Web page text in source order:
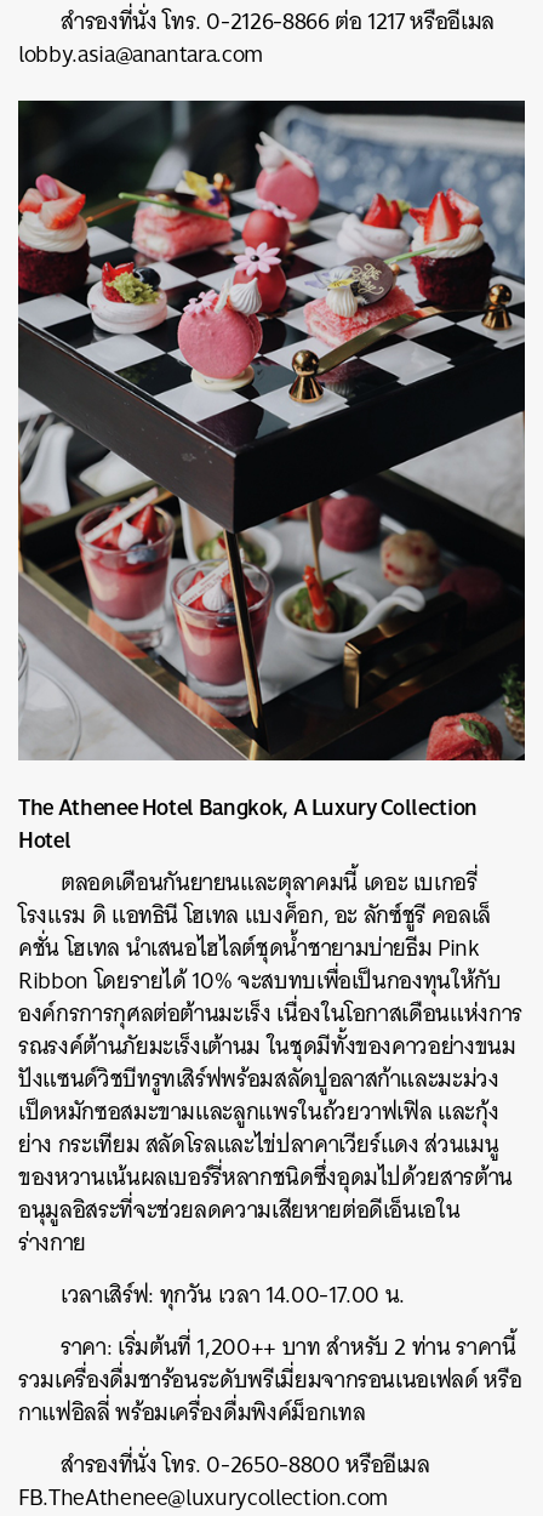
สำรองที่นั่ง โทร. 0-2126-8866 ต่อ 1217 หรืออีเมล
lobby.asia@anantara.com
The Athenee Hotel Bangkok, A Luxury Collection
Hotel
ตลอดเดือนกันยายนและตุลาคมนี้ เดอะ เบเกอรี่
โรงแรม ดิ แอทธินี โฮเทล แบงค็อก, อะ ลักซ์ชูรี คอลเล็
คชั่น โฮเทล นำเสนอไฮไลต์ชุดน้ำชายามบ่ายธีม Pink
Ribbon โดยรายได้ 10% จะสบทบเพื่อเป็นกองทุนให้กับ
องค์กรการกุศลต่อต้านมะเร็ง เนื่องในโอกาสเดือนแห่งการ
รณรงค์ต้านภัยมะเร็งเต้านม ในชุดมีทั้งของคาวอย่างขนม
ปังแซนด์วิชบีทรูทเสิร์ฟพร้อมสลัดปูอลาสก้าและมะม่วง
เป็ดหมักซอสมะขามและลูกแพรในถ้วยวาฟเฟิล และกุ้ง
ย่าง กระเทียม สลัดโรลและไข่ปลาคาเวียร์แดง ส่วนเมนู
ของหวานเน้นผลเบอร์รี่หลากชนิดซึ่งอุดมไปด้วยสารต้าน
อนุมูลอิสระที่จะช่วยลดความเสียหายต่อดีเอ็นเอใน
ร่างกาย
เวลาเสิร์ฟ: ทุกวัน เวลา 14.00-17.00 น.
ราคา: เริ่มต้นที่ 1,200++ บาท สำหรับ 2 ท่าน ราคานี้
รวมเครื่องดื่มชาร้อนระดับพรีเมี่ยมจากรอนเนอเฟลด์ หรือ
กาแฟอิลลี่ พร้อมเครื่องดื่มพิงค์ม็อกเทล
สำรองที่นั่ง โทร. 0-2650-8800 หรืออีเมล
FB.TheAthenee@luxurycollection.com